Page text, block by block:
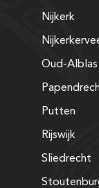
Nijkerk
Oud-Alblas
Putten
Rijswijk
Sliedrecht